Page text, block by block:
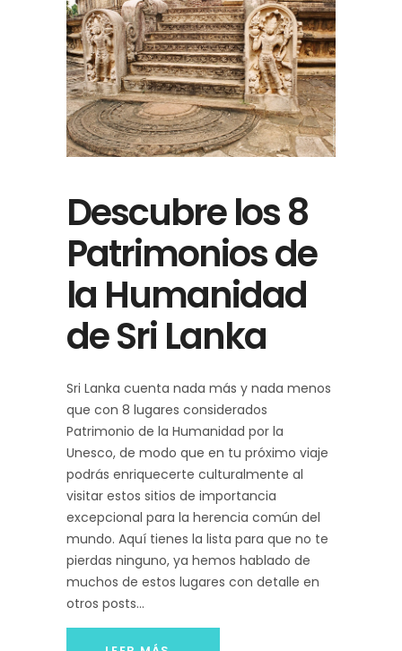
Descubre los 8
Patrimonios de
la Humanidad
de Sri Lanka
Sri Lanka cuenta nada más y nada menos
que con 8 lugares considerados
Patrimonio de la Humanidad por la
Unesco, de modo que en tu próximo viaje
podrás enriquecerte culturalmente al
visitar estos sitios de importancia
excepcional para la herencia común del
mundo. Aquí tienes la lista para que no te
pierdas ninguno, ya hemos hablado de
muchos de estos lugares con detalle en
otros posts